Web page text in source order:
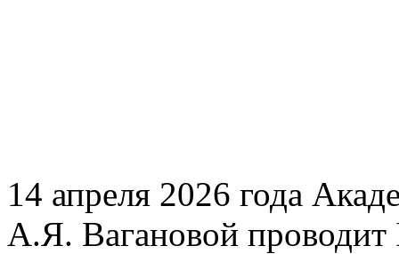
14 апреля 2026 года
А.Я. Вагановой